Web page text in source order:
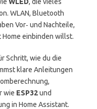
WLAN, Bluetooth
Vor‑ und Nachteile,
einbinden willst.
Schritt, wie du die
klare Anleitungen
wie ESP32und
in Home Assistant.